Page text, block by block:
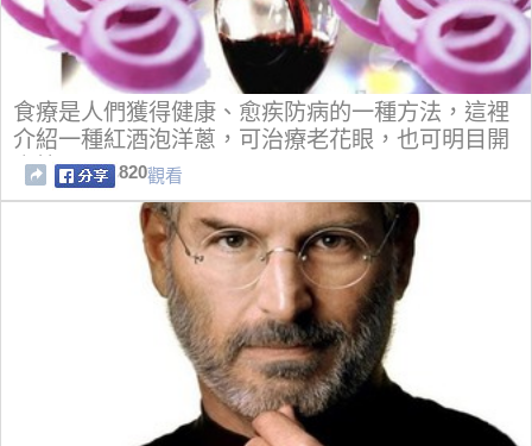
食療是人們獲得健康、愈疾防病的一種方法，這裡
介紹一種紅酒泡洋蔥，可治療老花眼，也可明目開
竅等！
820觀看